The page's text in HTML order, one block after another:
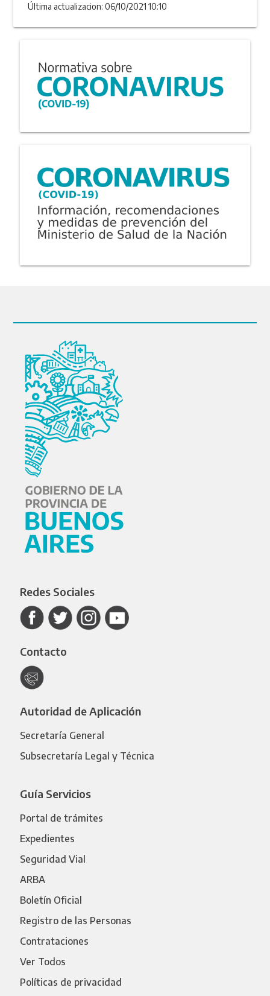
Última actualizacion: 06/10/2021 10:10
Redes Sociales
Contacto
Autoridad de Aplicación
Secretaría General
Subsecretaría Legal y Técnica
Guía Servicios
Portal de trámites
Expedientes
Seguridad Vial
ARBA
Boletín Oficial
Registro de las Personas
Contrataciones
Ver Todos
Políticas de privacidad